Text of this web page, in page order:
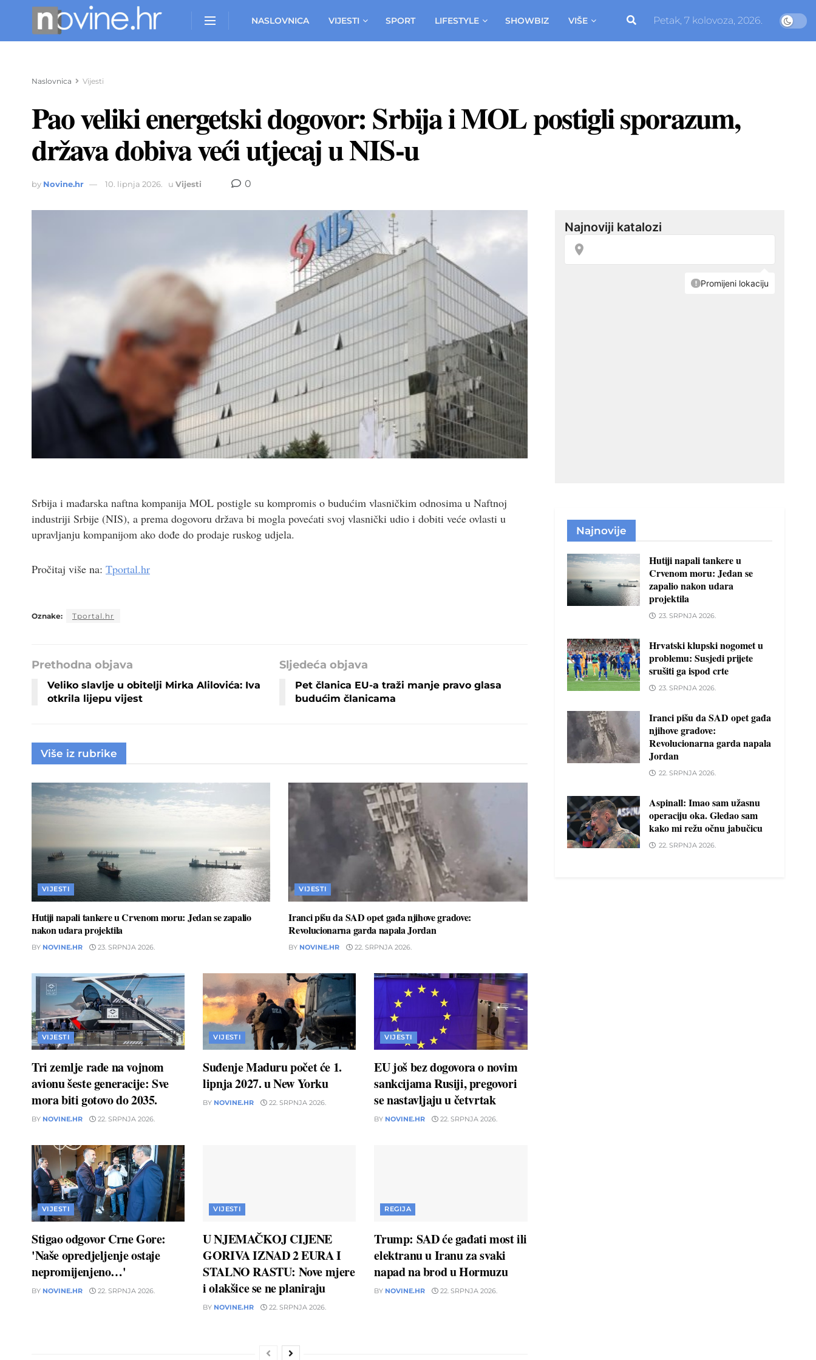
NASLOVNICA VIJESTI SPORT LIFESTYLE SHOWBIZ VIŠE Petak, 7 kolovoza, 2026.
Naslovnica Vijesti
Pao veliki energetski dogovor: Srbija i MOL postigli sporazum,
država dobiva veći utjecaj u NIS-u
by Novine.hr 10. lipnja 2026. u Vijesti 0
Srbija i mađarska naftna kompanija MOL postigle su kompromis o budućim vlasničkim odnosima u Naftnoj
industriji Srbije (NIS), a prema dogovoru država bi mogla povećati svoj vlasnički udio i dobiti veće ovlasti u
upravljanju kompanijom ako dođe do prodaje ruskog udjela.
Pročitaj više na: Tportal.hr
Oznake: Tportal.hr
Prethodna objava
Veliko slavlje u obitelji Mirka Alilovića: Iva
otkrila lijepu vijest
Sljedeća objava
Pet članica EU-a traži manje pravo glasa
budućim članicama
Više iz rubrike
VIJESTI
Hutiji napali tankere u Crvenom moru: Jedan se zapalio
nakon udara projektila
BY NOVINE.HR 23. SRPNJA 2026.
VIJESTI
Iranci pišu da SAD opet gađa njihove gradove:
Revolucionarna garda napala Jordan
BY NOVINE.HR 22. SRPNJA 2026.
VIJESTI
Tri zemlje rade na vojnom
avionu šeste generacije: Sve
mora biti gotovo do 2035.
BY NOVINE.HR 22. SRPNJA 2026.
VIJESTI
Suđenje Maduru počet će 1.
lipnja 2027. u New Yorku
BY NOVINE.HR 22. SRPNJA 2026.
VIJESTI
EU još bez dogovora o novim
sankcijama Rusiji, pregovori
se nastavljaju u četvrtak
BY NOVINE.HR 22. SRPNJA 2026.
VIJESTI
Stigao odgovor Crne Gore:
'Naše opredjeljenje ostaje
nepromijenjeno…'
BY NOVINE.HR 22. SRPNJA 2026.
VIJESTI
U NJEMAČKOJ CIJENE
GORIVA IZNAD 2 EURA I
STALNO RASTU: Nove mjere
i olakšice se ne planiraju
BY NOVINE.HR 22. SRPNJA 2026.
REGIJA
Trump: SAD će gađati most ili
elektranu u Iranu za svaki
napad na brod u Hormuzu
BY NOVINE.HR 22. SRPNJA 2026.
Najnovije
Hutiji napali tankere u
Crvenom moru: Jedan se
zapalio nakon udara
projektila
23. SRPNJA 2026.
Hrvatski klupski nogomet u
problemu: Susjedi prijete
srušiti ga ispod crte
23. SRPNJA 2026.
Iranci pišu da SAD opet gađa
njihove gradove:
Revolucionarna garda napala
Jordan
22. SRPNJA 2026.
Aspinall: Imao sam užasnu
operaciju oka. Gledao sam
kako mi režu očnu jabučicu
22. SRPNJA 2026.